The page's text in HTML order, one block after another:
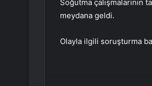
Soğutma çalışmalarının
meydana geldi.
Olayla ilgili soruşturma